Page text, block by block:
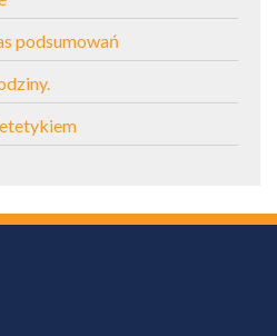
podsumowań